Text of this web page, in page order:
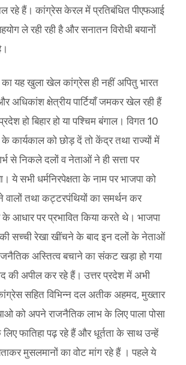
हैं। कांग्रेस केरल में प्रतिबंधित पीएफआई
ले रही रही है और सनातन विरोधी बयानों
यह खुला खेल कांग्रेस ही नहीं अपितु भारत
अधिकांश क्षेत्रीय पार्टियाँ जमकर खेल रही हैं
हो बिहार हो या पश्चिम बंगाल। विगत 10
कार्यकाल को छोड़ दें तो केंद्र तथा राज्यों में
से निकले दलों व नेताओं ने ही सत्ता पर
ये सभी धर्मनिरपेक्षता के नाम पर भाजपा को
वालों तथा कट्टरपंथियों का समर्थन कर
आधार पर प्रभावित किया करते थे। भाजपा
की सच्ची रेखा खींचने के बाद इन दलों के नेताओं
अस्तित्व बचाने का संकट खड़ा हो गया
की अपील कर रहे हैं। उत्तर प्रदेश में अभी
सहित विभिन्न दल अतीक अहमद, मुख्तार
को अपने राजनैतिक लाभ के लिए पाला पोसा
फातिहा पढ़ रहे हैं और धूर्तता के साथ उन्हें
मुसलमानों का वोट मांग रहे हैं । पहले ये